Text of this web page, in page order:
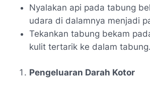
Nyalakan api pada tabung
udara di dalamnya menjadi
Tekankan tabung bekam
kulit tertarik ke dalam tabung.
Pengeluaran Darah Kotor